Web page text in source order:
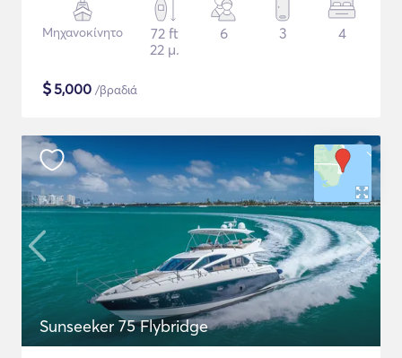
Μηχανοκίνητο
72 ft
22 μ.
6 3 4
$5,000 /βραδιά
Sunseeker 75 Flybridge